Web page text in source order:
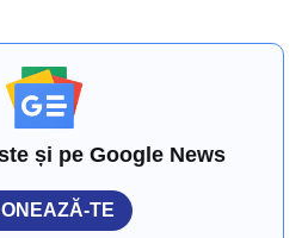
și pe Google News
TE